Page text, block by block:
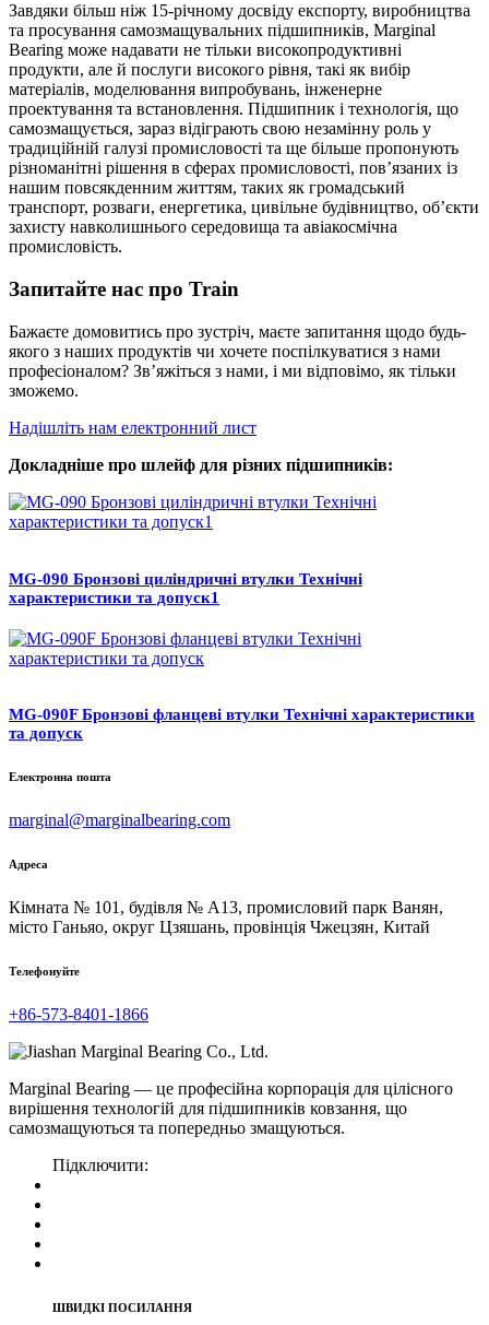
Завдяки більш ніж 15-річному досвіду експорту, виробництва
та просування самозмащувальних підшипників, Marginal
Bearing може надавати не тільки високопродуктивні
продукти, але й послуги високого рівня, такі як вибір
матеріалів, моделювання випробувань, інженерне
проектування та встановлення. Підшипник і технологія, що
самозмащується, зараз відіграють свою незамінну роль у
традиційній галузі промисловості та ще більше пропонують
різноманітні рішення в сферах промисловості, пов’язаних із
нашим повсякденним життям, таких як громадський
транспорт, розваги, енергетика, цивільне будівництво, об’єкти
захисту навколишнього середовища та авіакосмічна
промисловість.
Запитайте нас про Train
Бажаєте домовитись про зустріч, маєте запитання щодо будь-
якого з наших продуктів чи хочете поспілкуватися з нами
професіоналом? Зв’яжіться з нами, і ми відповімо, як тільки
зможемо.
Надішліть нам електронний лист
Докладніше про шлейф для різних підшипників:
MG-090 Бронзові циліндричні втулки Технічні
характеристики та допуск1
MG-090F Бронзові фланцеві втулки Технічні характеристики
та допуск
Електронна пошта
marginal@marginalbearing.com
Адреса
Кімната № 101, будівля № A13, промисловий парк Ванян,
місто Ганьяо, округ Цзяшань, провінція Чжецзян, Китай
Телефонуйте
+86-573-8401-1866
Marginal Bearing — це професійна корпорація для цілісного
вирішення технологій для підшипників ковзання, що
самозмащуються та попередньо змащуються.
Підключити:
ШВИДКІ ПОСИЛАННЯ